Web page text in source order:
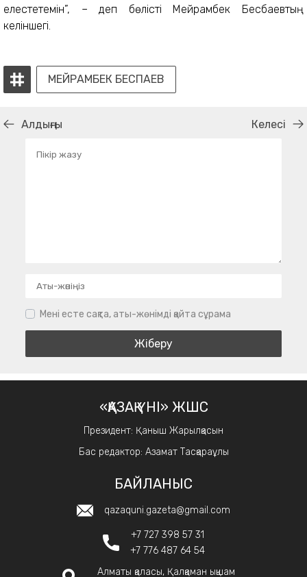
елестетемін”, – деп бөлісті Мейрамбек Бесбаевтың
келіншегі.
МЕЙРАМБЕК БЕСПАЕВ
Алдыңғы Келесі
Мені есте сақта, аты-жөнімді қайта сұрама
«ҚАЗАҚ ҮНІ» ЖШС
Президент: Қаныш Жарылқасын
Бас редактор: Азамат Тасқараұлы
БАЙЛАНЫС
qazaquni.gazeta@gmail.com
+7 727 398 57 31
+7 776 487 64 54
Алматы қаласы, Қалқаман ықшам